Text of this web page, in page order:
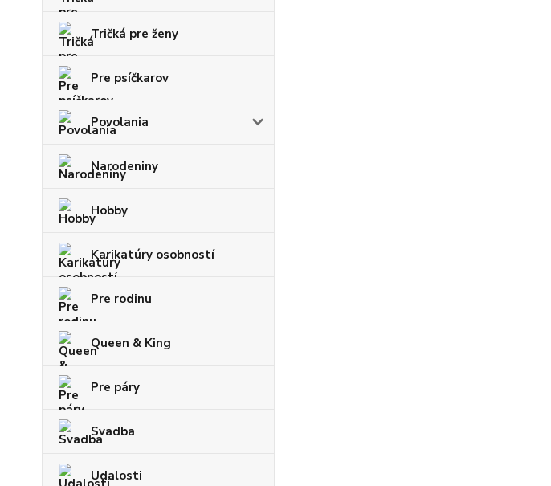
Tričká pre ženy
Pre psíčkarov
Povolania
Narodeniny
Hobby
Karikatúry osobností
Pre rodinu
Queen & King
Pre páry
Svadba
Udalosti